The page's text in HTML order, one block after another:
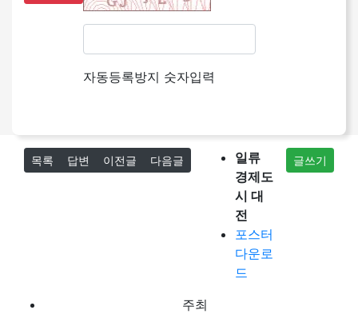
자동등록방지 숫자입력
목록 답변 이전글 다음글 글쓰기
일류
경제도
시 대
전
포스터
다운로
드
주최